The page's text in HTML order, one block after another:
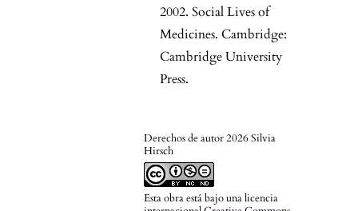
Derechos de autor 2026 Silvia
Hirsch
Esta obra está bajo una licencia
2002. Social Lives of
Medicines. Cambridge:
Cambridge University
Press.